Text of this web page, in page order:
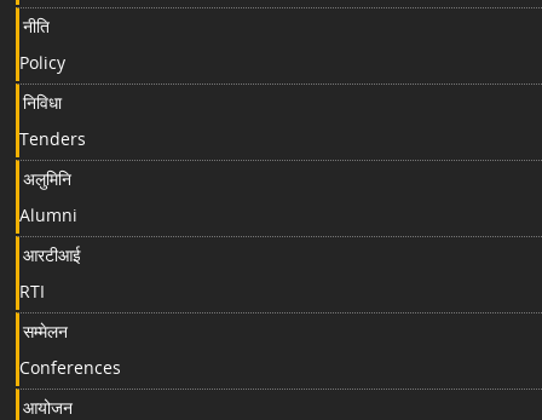
नीति
Policy
निविधा
Tenders
अलुमिनि
Alumni
आरटीआई
RTI
सम्मेलन
Conferences
आयोजन